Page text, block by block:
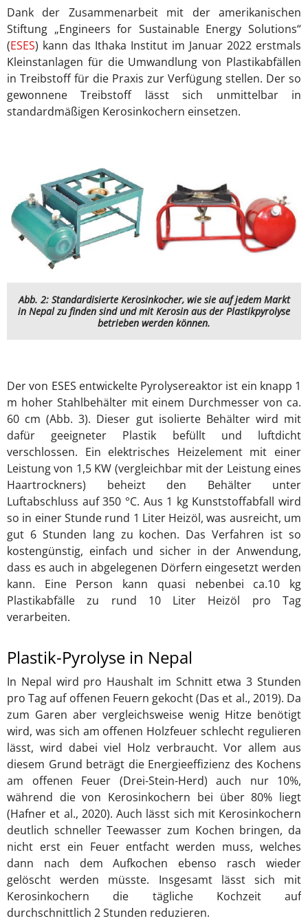
Dank der Zusammenarbeit mit der amerikanischen
Stiftung „Engineers for Sustainable Energy Solutions“
(ESES) kann das Ithaka Institut im Januar 2022 erstmals
Kleinstanlagen für die Umwandlung von Plastikabfällen
in Treibstoff für die Praxis zur Verfügung stellen. Der so
gewonnene Treibstoff lässt sich unmittelbar in
standardmäßigen Kerosinkochern einsetzen.
Abb. 2: Standardisierte Kerosinkocher, wie sie auf jedem Markt
in Nepal zu finden sind und mit Kerosin aus der Plastikpyrolyse
betrieben werden können.
Der von ESES entwickelte Pyrolysereaktor ist ein knapp 1
m hoher Stahlbehälter mit einem Durchmesser von ca.
60 cm (Abb. 3). Dieser gut isolierte Behälter wird mit
dafür geeigneter Plastik befüllt und luftdicht
verschlossen. Ein elektrisches Heizelement mit einer
Leistung von 1,5 KW (vergleichbar mit der Leistung eines
Haartrockners) beheizt den Behälter unter
Luftabschluss auf 350 °C. Aus 1 kg Kunststoffabfall wird
so in einer Stunde rund 1 Liter Heizöl, was ausreicht, um
gut 6 Stunden lang zu kochen. Das Verfahren ist so
kostengünstig, einfach und sicher in der Anwendung,
dass es auch in abgelegenen Dörfern eingesetzt werden
kann. Eine Person kann quasi nebenbei ca.10 kg
Plastikabfälle zu rund 10 Liter Heizöl pro Tag
verarbeiten.
Plastik-Pyrolyse in Nepal
In Nepal wird pro Haushalt im Schnitt etwa 3 Stunden
pro Tag auf offenen Feuern gekocht (Das et al., 2019). Da
zum Garen aber vergleichsweise wenig Hitze benötigt
wird, was sich am offenen Holzfeuer schlecht regulieren
lässt, wird dabei viel Holz verbraucht. Vor allem aus
diesem Grund beträgt die Energieeffizienz des Kochens
am offenen Feuer (Drei-Stein-Herd) auch nur 10%,
während die von Kerosinkochern bei über 80% liegt
(Hafner et al., 2020). Auch lässt sich mit Kerosinkochern
deutlich schneller Teewasser zum Kochen bringen, da
nicht erst ein Feuer entfacht werden muss, welches
dann nach dem Aufkochen ebenso rasch wieder
gelöscht werden müsste. Insgesamt lässt sich mit
Kerosinkochern die tägliche Kochzeit auf
durchschnittlich 2 Stunden reduzieren.